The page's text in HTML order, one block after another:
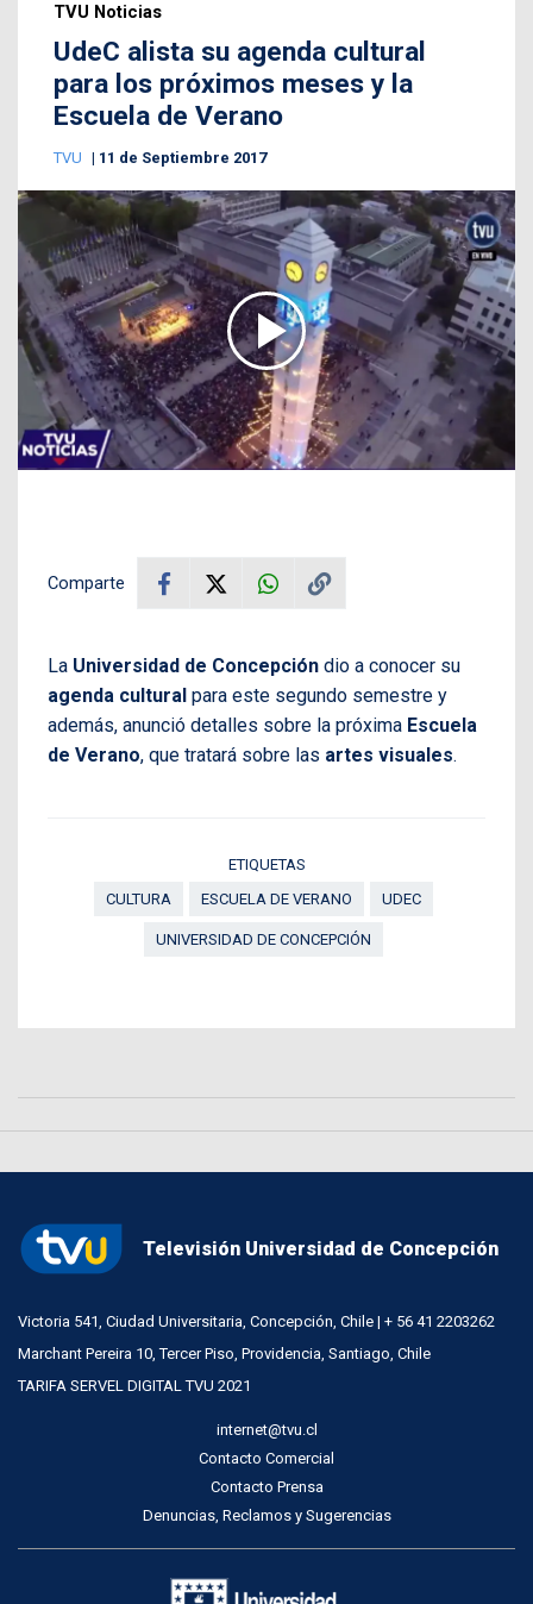
TVU Noticias
UdeC alista su agenda cultural
para los próximos meses y la
Escuela de Verano
TVU 11 de Septiembre 2017
Comparte
La Universidad de Concepción dio a conocer su
agenda cultural para este segundo semestre y
además, anunció detalles sobre la próxima Escuela
de Verano, que tratará sobre las artes visuales.
ETIQUETAS
CULTURA
ESCUELA DE VERANO UDEC
UNIVERSIDAD DE CONCEPCIÓN
Televisión Universidad de Concepción
Victoria 541, Ciudad Universitaria, Concepción, Chile | + 56 41 2203262
Marchant Pereira 10, Tercer Piso, Providencia, Santiago, Chile
TARIFA SERVEL DIGITAL TVU 2021
internet@tvu.cl
Contacto Comercial
Contacto Prensa
Denuncias, Reclamos y Sugerencias